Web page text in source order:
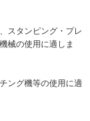
スタンピング・プレ
械の使用に適しま
ング機等の使用に適